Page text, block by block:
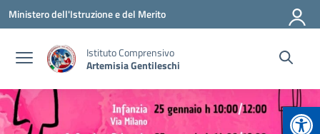
Vai ai contenuti
Vai al menu di navigazione
Vai al footer
Ministero dell'Istruzione e del Merito
Istituto Comprensivo
Artemisia Gentileschi